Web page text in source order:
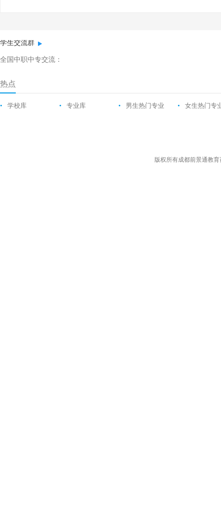
学生交流群
全国中职中专交流：
热点
• 学校库 • 专业库 • 男生热门专业 • 女生热门专
版权所有成都前景通教